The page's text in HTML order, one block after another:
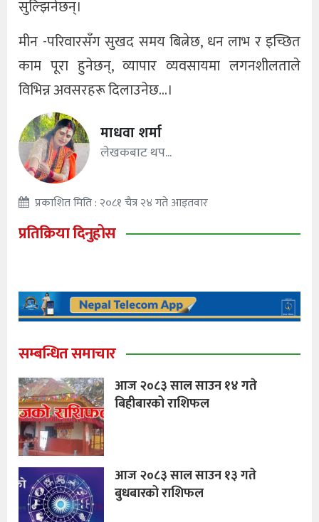
सुल्झिनेछन्।
मीन -परिवारसँग सुखद समय बित्नेछ, धन लाभ र इच्छित
काम पूरा हुनेछन्, व्यापार व्यवसायमा लगनशीलताले
विभिन्न अवसरहरू दिलाउनेछ…।
माधवा शर्मा
लेखकबाट थप...
प्रकाशित मिति : २०८१ चैत्र २४ गते आइतवार
प्रतिक्रिया दिनुहोस
सम्बन्धित समाचार
आज २०८३ साल साउन १४ गते
बिहीबारको राशिफल
आज २०८३ साल साउन १३ गते
बुधबारको राशिफल